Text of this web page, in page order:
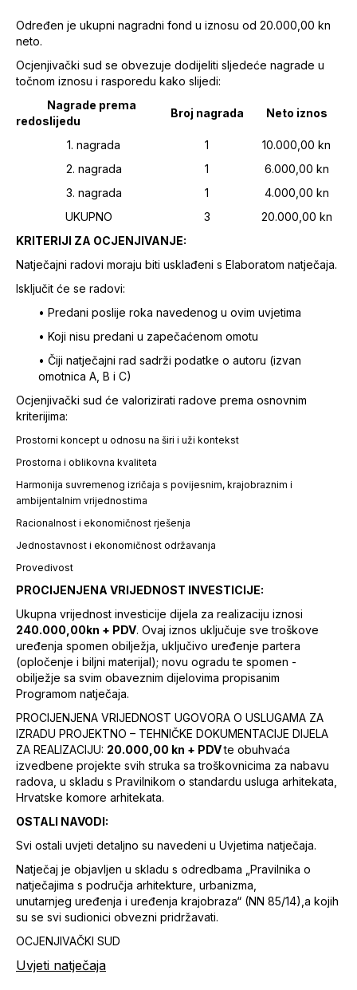
Određen je ukupni nagradni fond u iznosu od 20.000,00 kn
neto.
Ocjenjivački sud se obvezuje dodijeliti sljedeće nagrade u
točnom iznosu i rasporedu kako slijedi:
Nagrade prema
redoslijedu
Broj nagrada Neto iznos
1. nagrada 1
10.000,00 kn
2. nagrada
1
6.000,00 kn
3. nagrada
1
4.000,00 kn
UKUPNO
3
20.000,00 kn
KRITERIJI ZA OCJENJIVANJE:
Natječajni radovi moraju biti usklađeni s Elaboratom natječaja.
Isključit će se radovi:
• Predani poslije roka navedenog u ovim uvjetima
• Koji nisu predani u zapečaćenom omotu
• Čiji natječajni rad sadrži podatke o autoru (izvan
omotnica A, B i C)
Ocjenjivački sud će valorizirati radove prema osnovnim
kriterijima:
Prostorni koncept u odnosu na širi i uži kontekst
Prostorna i oblikovna kvaliteta
Harmonija suvremenog izričaja s povijesnim, krajobraznim i
ambijentalnim vrijednostima
Racionalnost i ekonomičnost rješenja
Jednostavnost i ekonomičnost održavanja
Provedivost
PROCIJENJENA VRIJEDNOST INVESTICIJE:
Ukupna vrijednost investicije dijela za realizaciju iznosi
240.000,00kn + PDV. Ovaj iznos uključuje sve troškove
uređenja spomen obilježja, uključivo uređenje partera
(opločenje i biljni materijal); novu ogradu te spomen -
obilježje sa svim obaveznim dijelovima propisanim
Programom natječaja.
PROCIJENJENA VRIJEDNOST UGOVORA O USLUGAMA ZA
IZRADU PROJEKTNO – TEHNIČKE DOKUMENTACIJE DIJELA
ZA REALIZACIJU: 20.000,00 kn + PDVte obuhvaća
izvedbene projekte svih struka sa troškovnicima za nabavu
radova, u skladu s Pravilnikom o standardu usluga arhitekata,
Hrvatske komore arhitekata.
OSTALI NAVODI:
Svi ostali uvjeti detaljno su navedeni u Uvjetima natječaja.
Natječaj je objavljen u skladu s odredbama „Pravilnika o
natječajima s područja arhitekture, urbanizma,
unutarnjeg uređenja i uređenja krajobraza“ (NN 85/14),a kojih
su se svi sudionici obvezni pridržavati.
OCJENJIVAČKI SUD
Uvjeti natječaja